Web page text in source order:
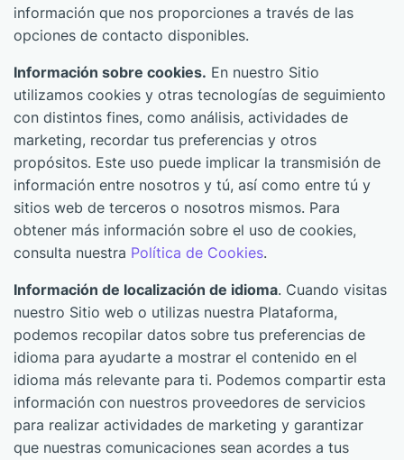
información que nos proporciones a través de las
opciones de contacto disponibles.
Información sobre cookies. En nuestro Sitio
utilizamos cookies y otras tecnologías de seguimiento
con distintos fines, como análisis, actividades de
marketing, recordar tus preferencias y otros
propósitos. Este uso puede implicar la transmisión de
información entre nosotros y tú, así como entre tú y
sitios web de terceros o nosotros mismos. Para
obtener más información sobre el uso de cookies,
consulta nuestra Política de Cookies.
Información de localización de idioma. Cuando visitas
nuestro Sitio web o utilizas nuestra Plataforma,
podemos recopilar datos sobre tus preferencias de
idioma para ayudarte a mostrar el contenido en el
idioma más relevante para ti. Podemos compartir esta
información con nuestros proveedores de servicios
para realizar actividades de marketing y garantizar
que nuestras comunicaciones sean acordes a tus